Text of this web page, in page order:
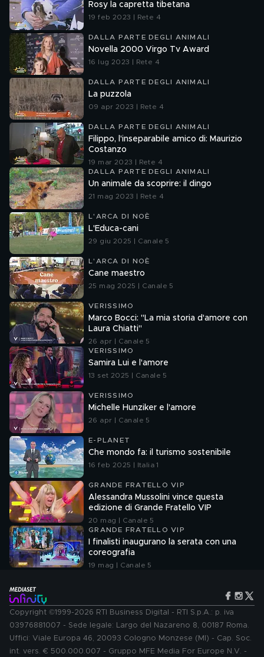
Rosy la capretta tibetana
19 feb 2023 | Rete 4
DALLA PARTE DEGLI ANIMALI
Novella 2000 Virgo Tv Award
16 lug 2023 | Rete 4
DALLA PARTE DEGLI ANIMALI
La puzzola
09 apr 2023 | Rete 4
DALLA PARTE DEGLI ANIMALI
Filippo, l'inseparabile amico di: Maurizio
Costanzo
19 mar 2023 | Rete 4
DALLA PARTE DEGLI ANIMALI
Un animale da scoprire: il dingo
21 mag 2023 | Rete 4
L'ARCA DI NOÈ
L'Educa-cani
29 giu 2025 | Canale 5
L'ARCA DI NOÈ
Cane maestro
25 mag 2025 | Canale 5
VERISSIMO
Marco Bocci: "La mia storia d'amore con
Laura Chiatti"
26 apr | Canale 5
VERISSIMO
Samira Lui e l'amore
13 set 2025 | Canale 5
VERISSIMO
Michelle Hunziker e l'amore
26 apr | Canale 5
E-PLANET
Che mondo fa: il turismo sostenibile
16 feb 2025 | Italia 1
GRANDE FRATELLO VIP
Alessandra Mussolini vince questa
edizione di Grande Fratello VIP
20 mag | Canale 5
GRANDE FRATELLO VIP
I finalisti inaugurano la serata con una
coreografia
19 mag | Canale 5
Copyright ©1999-2026 RTI Business Digital - RTI S.p.A.: p. iva
03976881007 - Sede legale: Largo del Nazareno 8, 00187 Roma.
Uffici: Viale Europa 46, 20093 Cologno Monzese (MI) - Cap. Soc.
int. vers. € 500.000.007 - Gruppo MFE Media For Europe N.V. -